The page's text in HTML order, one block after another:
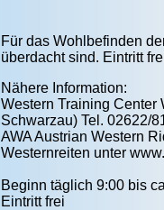
Für das Wohlbefinden
überdacht sind. Eintritt
Nähere Information:
Western Training Center
Schwarzau) Tel. 02622/
AWA Austrian Western
Westernreiten unter
Beginn täglich 9:00 bis
Eintritt frei